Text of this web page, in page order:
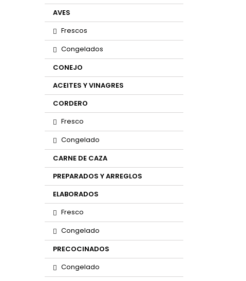
AVES
Frescos
Congelados
CONEJO
ACEITES Y VINAGRES
CORDERO
Fresco
Congelado
CARNE DE CAZA
PREPARADOS Y ARREGLOS
ELABORADOS
Fresco
Congelado
PRECOCINADOS
Congelado